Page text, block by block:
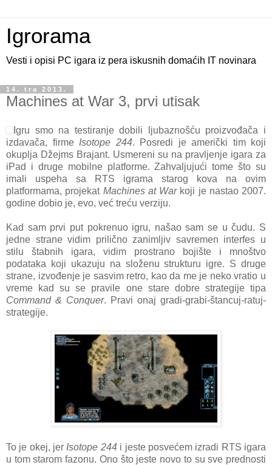
Igrorama
Vesti i opisi PC igara iz pera iskusnih domaćih IT novinara
14. tra 2013.
Machines at War 3, prvi utisak
Igru smo na testiranje dobili ljubaznošću proizvođača i
izdavača, firme Isotope 244. Posredi je američki tim koji
okuplja Džejms Brajant. Usmereni su na pravljenje igara za
iPad i druge mobilne platforme. Zahvaljujući tome što su
imali uspeha sa RTS igrama starog kova na ovim
platformama, projekat Machines at War koji je nastao 2007.
godine dobio je, evo, već treću verziju.
Kad sam prvi put pokrenuo igru, našao sam se u čudu. S
jedne strane vidim prilično zanimljiv savremen interfes u
stilu štabnih igara, vidim prostrano bojište i mnoštvo
podataka koji ukazuju na složenu strukturu igre. S druge
strane, izvođenje je sasvim retro, kao da me je neko vratio u
vreme kad su se pravile one stare dobre strategije tipa
Command & Conquer. Pravi onaj gradi-grabi-štancuj-ratuj-
strategije.
To je okej, jer Isotope 244i jeste posvećem izradi RTS igara
u tom starom fazonu. Ono što jeste novo to su sve prednosti